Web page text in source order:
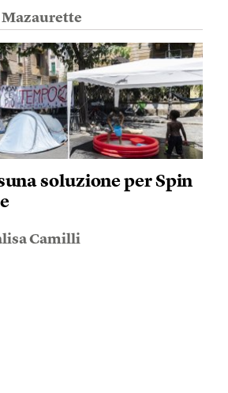
soluzione per Spin
Camilli